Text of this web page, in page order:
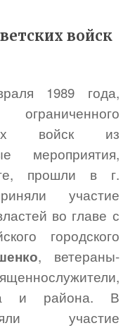
войск
1989 года,
войск из
мероприятия,
прошли в г.
участие
во главе с
городского
, ветераны-
и района. В
участие